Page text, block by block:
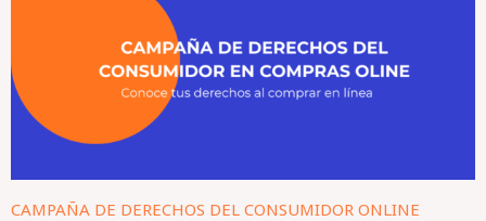
CAMPAÑA DE DERECHOS DEL CONSUMIDOR ONLINE